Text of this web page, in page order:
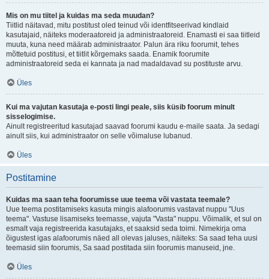
Mis on mu tiitel ja kuidas ma seda muudan?
Tiitlid näitavad, mitu postitust oled teinud või identfitseerivad kindlaid
kasutajaid, näiteks moderaatoreid ja administraatoreid. Enamasti ei saa tiitleid
muuta, kuna need määrab administraator. Palun ära riku foorumit, tehes
mõttetuid postitusi, et tiitlit kõrgemaks saada. Enamik foorumite
administraatoreid seda ei kannata ja nad madaldavad su postituste arvu.
Üles
Kui ma vajutan kasutaja e-posti lingi peale, siis küsib foorum minult
sisselogimise.
Ainult registreeritud kasutajad saavad foorumi kaudu e-maile saata. Ja sedagi
ainult siis, kui administraator on selle võimaluse lubanud.
Üles
Postitamine
Kuidas ma saan teha foorumisse uue teema või vastata teemale?
Uue teema postitamiseks kasuta mingis alafoorumis vastavat nuppu "Uus
teema". Vastuse lisamiseks teemasse, vajuta "Vasta" nuppu. Võimalik, et sul on
esmalt vaja registreerida kasutajaks, et saaksid seda toimi. Nimekirja oma
õigustest igas alafoorumis näed all olevas jaluses, näiteks: Sa saad teha uusi
teemasid siin foorumis, Sa saad postitada siin foorumis manuseid, jne.
Üles